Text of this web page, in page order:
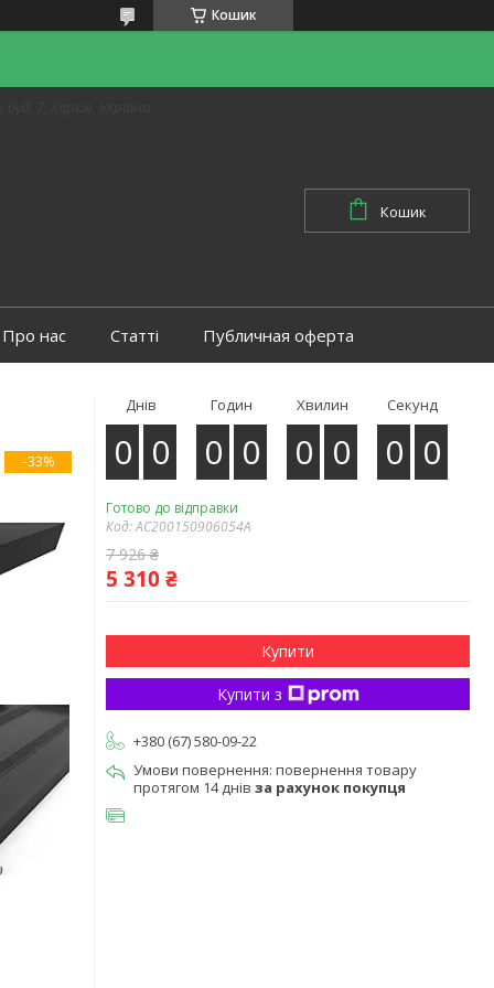
Кошик
Кошик
Про нас Статті Публичная оферта
–33%
Днів
0 0
Годин
0 0
Хвилин
0 0
Секунд
0 0
Готово до відправки
Код:AC200150906054A
7 926 ₴
5 310 ₴
Купити
Купити з
+380 (67) 580-09-22
повернення товару
протягом 14 днів за рахунок покупця